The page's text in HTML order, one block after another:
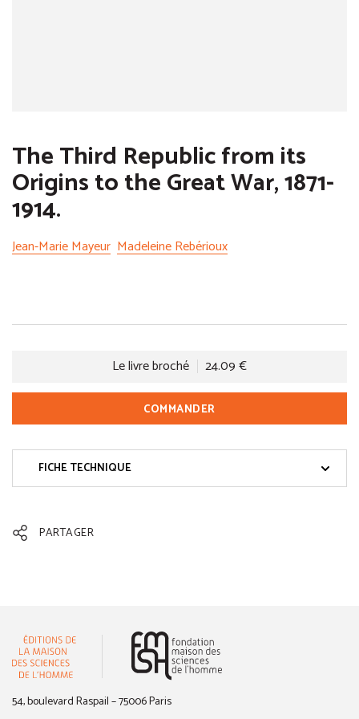
The Third Republic from its
Origins to the Great War, 1871-
1914.
Jean-Marie Mayeur Madeleine Rebérioux
Le livre broché 24.09 €
COMMANDER
FICHE TECHNIQUE
PARTAGER
54, boulevard Raspail – 75006 Paris